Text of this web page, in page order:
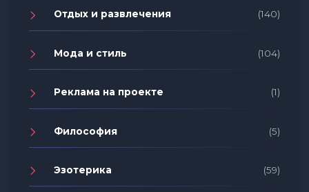
Отдых и развлечения (140)
Мода и стиль (104)
Реклама на проекте (1)
Философия (5)
Эзотерика (59)